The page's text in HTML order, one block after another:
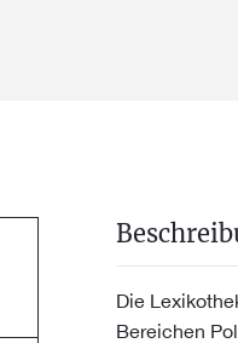
Die
Bereichen